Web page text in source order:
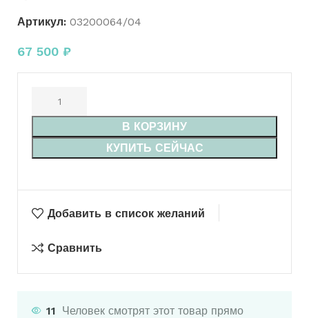
Артикул: 03200064/04
67 500 ₽
В КОРЗИНУ
КУПИТЬ СЕЙЧАС
Добавить в список желаний
Сравнить
11 Человек смотрят этот товар прямо